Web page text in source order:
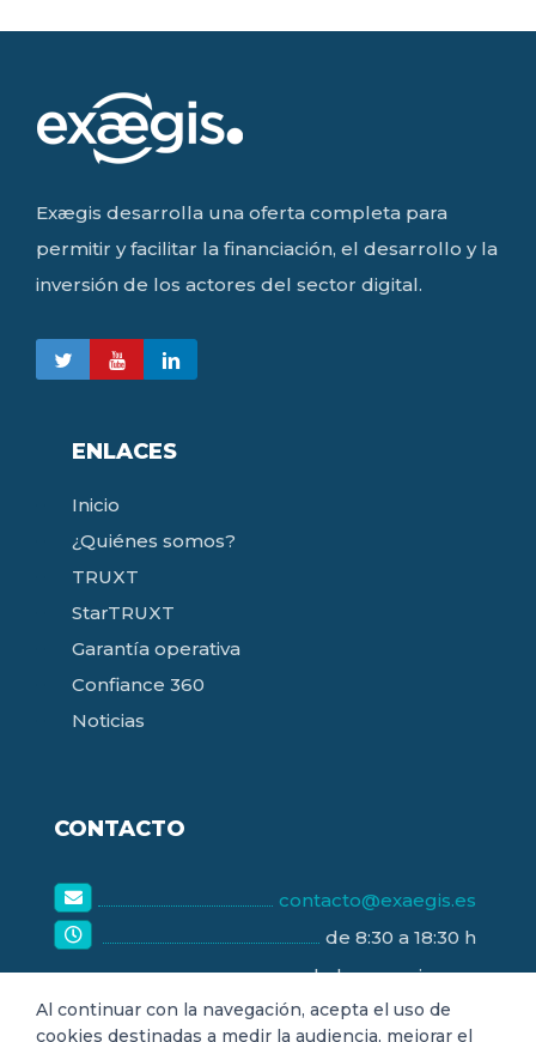
Exægis desarrolla una oferta completa para
permitir y facilitar la financiación, el desarrollo y la
inversión de los actores del sector digital.
ENLACES
Inicio
¿Quiénes somos?
TRUXT
StarTRUXT
Garantía operativa
Confiance 360
Noticias
CONTACTO
contacto@exaegis.es
de 8:30 a 18:30 h
de lunes a viernes
Al continuar con la navegación, acepta el uso de
cookies destinadas a medir la audiencia, mejorar el